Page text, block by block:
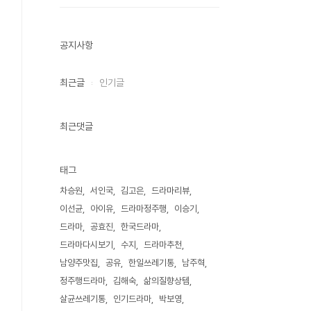
공지사항
최근글 인기글
최근댓글
태그
차승원 서인국 김고은
드라마리뷰
이선균
아이유 드라마정주행
이승기
드라마
공효진
한국드라마
드라마다시보기
수지
드라마추천
남양주맛집
공유 한일쓰레기통
남주혁
정주행드라마
김해숙
삶의질향상템
살균쓰레기통
인기드라마 박보영